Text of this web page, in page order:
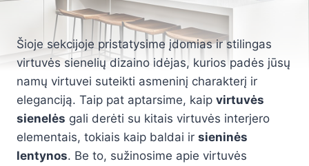
Šioje sekcijoje pristatysime įdomias ir stilingas
virtuvės sienelių dizaino idėjas, kurios padės jūsų
namų virtuvei suteikti asmeninį charakterį ir
eleganciją. Taip pat aptarsime, kaip virtuvės
sienelės gali derėti su kitais virtuvės interjero
elementais, tokiais kaip baldai ir sieninės
lentynos. Be to, sužinosime apie virtuvės